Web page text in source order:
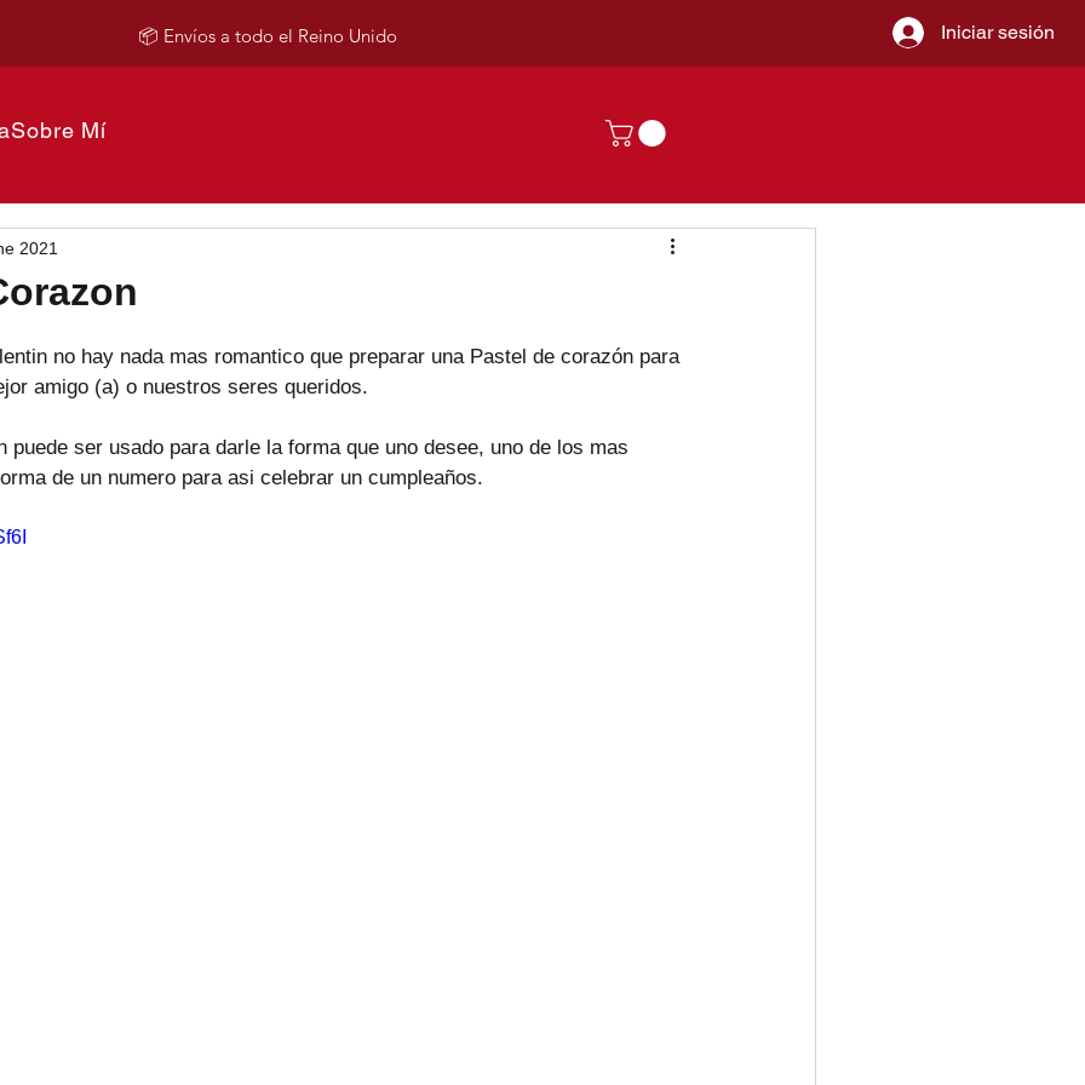
📦 Envíos a todo el Reino Unido Iniciar sesión
Sobre Mí
2021
no hay nada mas romantico que preparar una Pastel de corazón para
amigo (a) o nuestros seres queridos.
puede ser usado para darle la forma que uno desee, uno de los mas
de un numero para asi celebrar un cumpleaños.